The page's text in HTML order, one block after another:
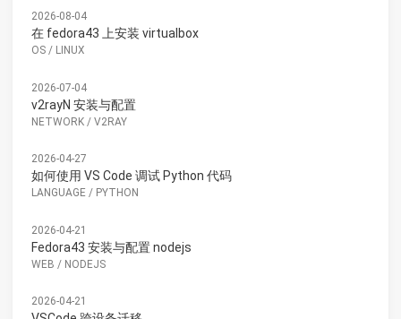
2026-08-04
在 fedora43 上安装 virtualbox
OS / LINUX
2026-07-04
v2rayN 安装与配置
NETWORK / V2RAY
2026-04-27
如何使用 VS Code 调试 Python 代码
LANGUAGE / PYTHON
2026-04-21
Fedora43 安装与配置 nodejs
WEB / NODEJS
2026-04-21